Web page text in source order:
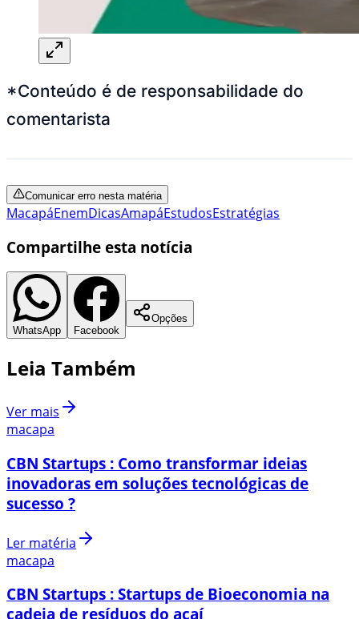
*Conteúdo é de responsabilidade do
comentarista
Comunicar erro nesta matéria
MacapáEnemDicasAmapáEstudosEstratégias
Compartilhe esta notícia
WhatsApp Facebook
Opções
Leia Também
Ver mais
macapa
CBN Startups : Como transformar ideias
inovadoras em soluções tecnológicas de
sucesso ?
Ler matéria
macapa
CBN Startups : Startups de Bioeconomia na
cadeia de resíduos do açaí